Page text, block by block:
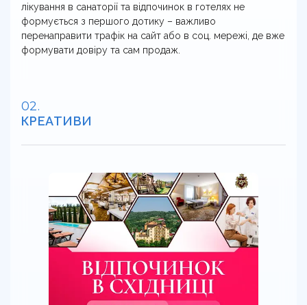
лікування в санаторії та відпочинок в готелях не
формується з першого дотику – важливо
перенаправити трафік на сайт або в соц. мережі, де вже
формувати довіру та сам продаж.
КРЕАТИВИ